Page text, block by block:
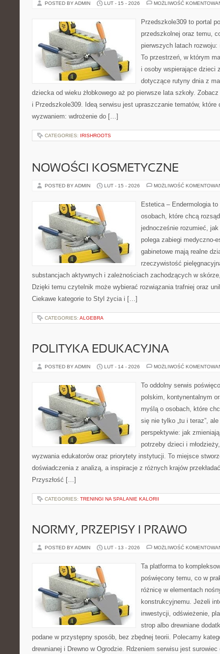
POSTED BY ADMIN LUT - 15 - 2026 MOŻLIWOŚĆ
Przedszkole309 to portal
przedszkolnej oraz temu,
pierwszych latach
To przestrzeń, w którym
i osoby wspierające dzieci
dotyczące rutyny dnia z
dziecka od wieku żłobkowego aż po pierwsze lata szkoły.
i Przedszkole309. Ideą serwisu jest upraszczanie tematów, które
wyzwaniem: wdrożenie do […]
CATEGORIES: IRISHROOTS
NOWOŚCI KOSMETYCZNE
POSTED BY ADMIN LUT - 15 - 2026 MOŻLIWOŚĆ
Estetica – Endermologia
osobach, które chcą
jednocześnie rozumieć,
polega zabiegi medyczno-
gabinetowe mają realne
rzeczywistość
substancjach aktywnych i zależnościach zachodzących w
Dzięki temu czytelnik może wybierać rozwiązania trafniej oraz
Ciekawe kategorie to Styl życia i […]
CATEGORIES: ALGEBRA
POLITYKA EDUKACYJNA
POSTED BY ADMIN LUT - 14 - 2026 MOŻLIWOŚĆ
To oddolny serwis
polskim, kontynentalnym
myślą o osobach, które
się nie tylko „tu i teraz”,
perspektywie: jak
potrzeby dzieci i
wyzwania edukatorów oraz priorytety instytucji. To miejsce
doświadczenia z analizą, a inspiracje z różnych krajów
Przyszłość […]
CATEGORIES: TRENINGI NA SPALANIE KALORII
NORMY, PRZEPISY I PRAWO
POSTED BY ADMIN LUT - 13 - 2026 MOŻLIWOŚĆ
Ta platforma to
poświęcony temu, co w
różnicę w elementach
konstrukcyjnemu. Jeżeli
inwestycji, odświeżenie,
strop albo drewniane
podane w przystępny sposób, bez zbędnej teorii. Polecamy
drewnianej i Drewno w Ogrodzie. Rdzeniem serwisu jest